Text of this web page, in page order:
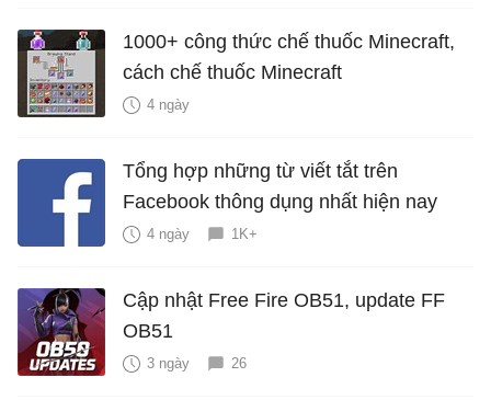
1000+ công thức chế thuốc Minecraft,
cách chế thuốc Minecraft
4 ngày
Tổng hợp những từ viết tắt trên
Facebook thông dụng nhất hiện nay
4 ngày 1K+
Cập nhật Free Fire OB51, update FF
OB51
3 ngày 26